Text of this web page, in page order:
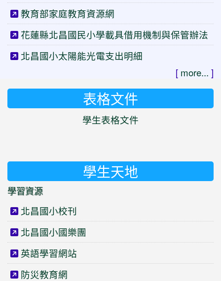
教育部家庭教育資源網
花蓮縣北昌國民小學載具借用機制與保管辦法
北昌國小太陽能光電支出明細
[ more... ]
表格文件
學生表格文件
學生天地
學習資源
北昌國小校刊
北昌國小國樂團
英語學習網站
防災教育網